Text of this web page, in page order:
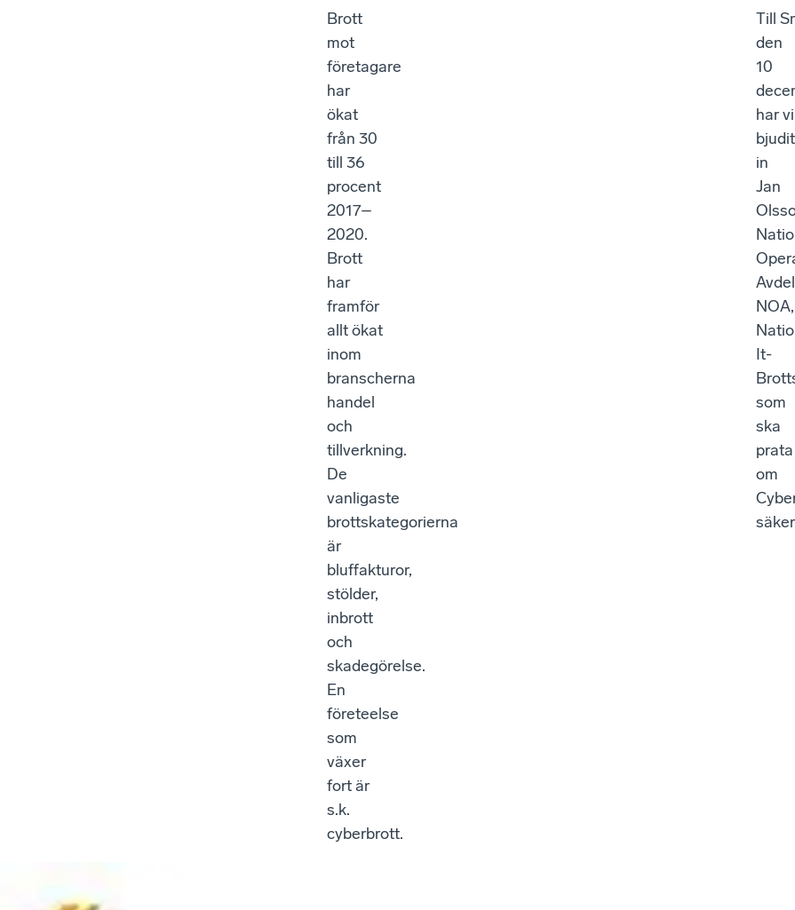
Brott
mot
företagare
har
ökat
från 30
till 36
procent
2017–
2020.
Brott
har
framför
allt ökat
inom
branscherna
handel
och
tillverkning.
De
vanligaste
brottskategorierna
är
bluffakturor,
stölder,
inbrott
och
skadegörelse.
En
företeelse
som
växer
fort är
s.k.
cyberbrott.
Till
den
10
har vi
bjudit
in
Jan
NOA,
It-
som
ska
prata
om